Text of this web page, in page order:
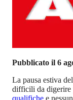
Pubblicato il 6
La pausa estiva
difficili da digerire